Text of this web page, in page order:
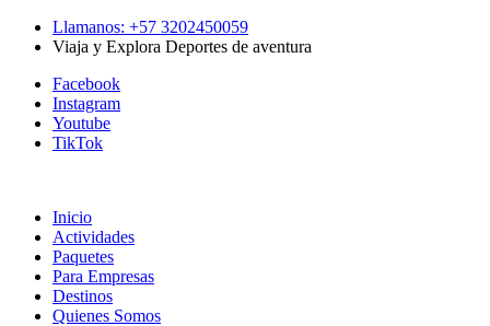
Llamanos: +57 3202450059
Viaja y Explora Deportes de aventura
Facebook
Instagram
Youtube
TikTok
Inicio
Actividades
Paquetes
Para Empresas
Destinos
Quienes Somos